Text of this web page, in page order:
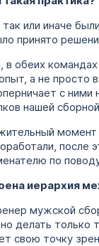
или иначе
принято
в обеих
а не просто
с ними
нашей
момент
после
по
иерархия
мужской
делать только
свою точку